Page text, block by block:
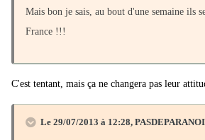
Mais bon je sais, au bout d'une semaine ils
France !!!
C'est tentant, mais ça ne changera pas leur
Le 29/07/2013 à 12:28,